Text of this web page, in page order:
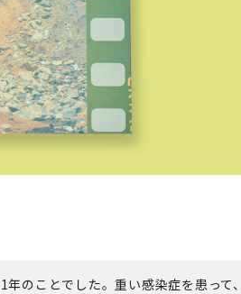
のことでした。重い感染症を患って、